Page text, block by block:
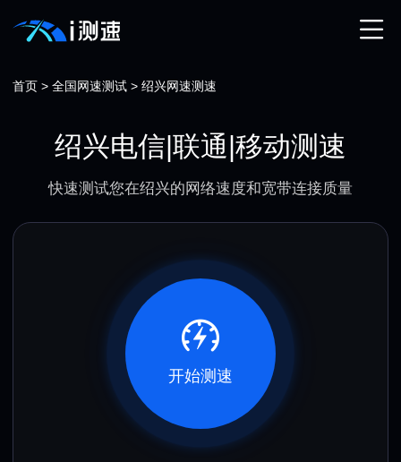
首页 >全国网速测试 >绍兴网速测速
绍兴电信|联通|移动测速
快速测试您在绍兴的网络速度和宽带连接质量
开始测速